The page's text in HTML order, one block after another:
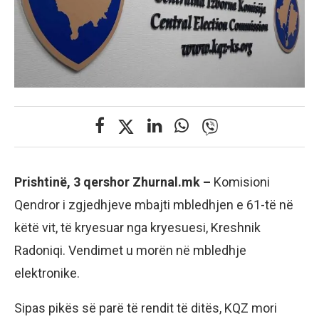
Prishtinë, 3 qershor Zhurnal.mk – Komisioni
Qendror i zgjedhjeve mbajti mbledhjen e 61-të në
këtë vit, të kryesuar nga kryesuesi, Kreshnik
Radoniqi. Vendimet u morën në mbledhje
elektronike.
Sipas pikës së parë të rendit të ditës, KQZ mori